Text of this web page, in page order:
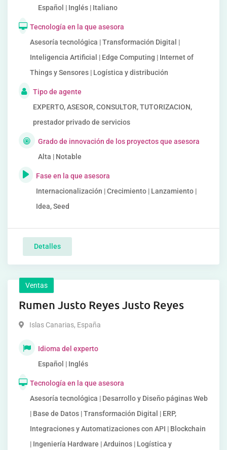
Español | Inglés | Italiano
Tecnología en la que asesora
Asesoría tecnológica | Transformación Digital |
Inteligencia Artificial | Edge Computing | Internet of
Things y Sensores | Logística y distribución
Tipo de agente
EXPERTO, ASESOR, CONSULTOR, TUTORIZACION,
prestador privado de servicios
Grado de innovación de los proyectos que asesora
Alta | Notable
Fase en la que asesora
Internacionalización | Crecimiento | Lanzamiento |
Idea, Seed
Detalles
Ventas
Rumen Justo Reyes Justo Reyes
Islas Canarias, España
Idioma del experto
Español | Inglés
Tecnología en la que asesora
Asesoría tecnológica | Desarrollo y Diseño páginas Web
| Base de Datos | Transformación Digital | ERP,
Integraciones y Automatizaciones con API | Blockchain
| Ingeniería Hardware | Arduinos | Logística y